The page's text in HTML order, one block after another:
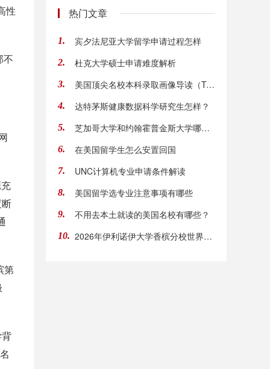
性
不
第
热门文章
1. 宾夕法尼亚大学留学申请过程怎样
2. 杜克大学硕士申请难度解析
3. 美国顶尖名校本科录取画像导读（Top4）
4. 达特茅斯健康数据科学研究生怎样？
5. 芝加哥大学和约翰霍普金斯大学哪一个学费低？
6. 在美国留学生怎么安置回国
7. UNC计算机专业申请条件解读
8. 美国留学选专业注意事项有哪些
9. 不用去本土就读的美国名校有哪些？
10. 2026年伊利诺伊大学香槟分校世界排名Usnews多少呢